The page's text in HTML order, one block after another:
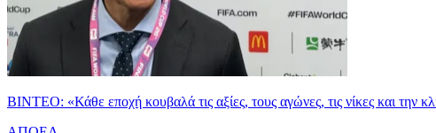
ΒΙΝΤΕΟ: «Κάθε εποχή κουβαλά τις αξίες, τους αγώνες, τις νίκες και